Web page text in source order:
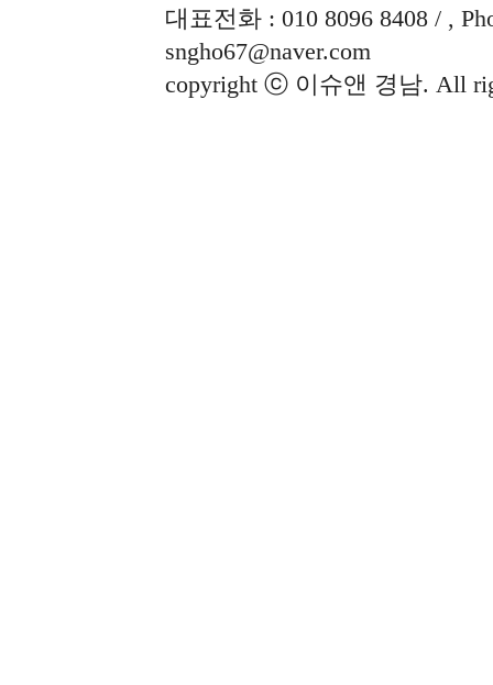
대표전화 : 010 8096 8408 / ,
sngho67@naver.com
copyright ⓒ 이슈앤 경남. All